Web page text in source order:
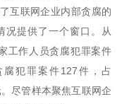
互联网企业内部贪腐的
况提供了一个窗口。从
工作人员贪腐犯罪案件
犯罪案件127件，占
尽管样本聚焦互联网企